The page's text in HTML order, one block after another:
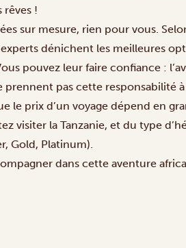
rêves !
sur mesure, rien pour vous.
dénichent les meilleures
pouvez leur faire confiance :
prennent pas cette responsabilité à
le prix d’un voyage dépend en
visiter la Tanzanie, et du type
Gold, Platinum).
dans cette aventure